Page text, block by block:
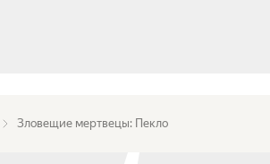
Зловещие мертвецы: Пекло